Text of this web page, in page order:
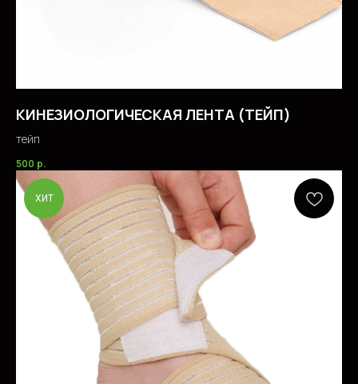
КИНЕЗИОЛОГИЧЕСКАЯ ЛЕНТА (ТЕЙП)
тейп
500 р.
ХИТ
© 2023. ИП Гришан В.А.
Политика конфидециальности
Публичная оферта
Создание сайта